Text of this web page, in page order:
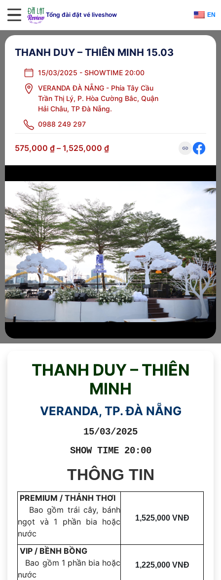
Tổng đài đặt vé liveshow EN
THANH DUY – THIÊN MINH 15.03
15/03/2025 - SHOWTIME 20:00
VERANDA ĐÀ NẴNG - Phía Tây Cầu
Trần Thị Lý, P. Hòa Cường Bắc, Quận
Hải Châu, TP Đà Nẵng.
0988 249 297
575,000 ₫ – 1,525,000 ₫
THANH DUY – THIÊN
MINH
VERANDA, TP. ĐÀ NẴNG
15/03/2025
SHOW TIME 20:00
THÔNG TIN
PREMIUM / THẢNH THƠI
Bao gồm trái cây, bánh
ngọt và 1 phần bia hoặc
nước
1,525,000 VNĐ
VIP / BỀNH BỒNG
Bao gồm 1 phần bia hoặc
nước
1,225,000 VNĐ